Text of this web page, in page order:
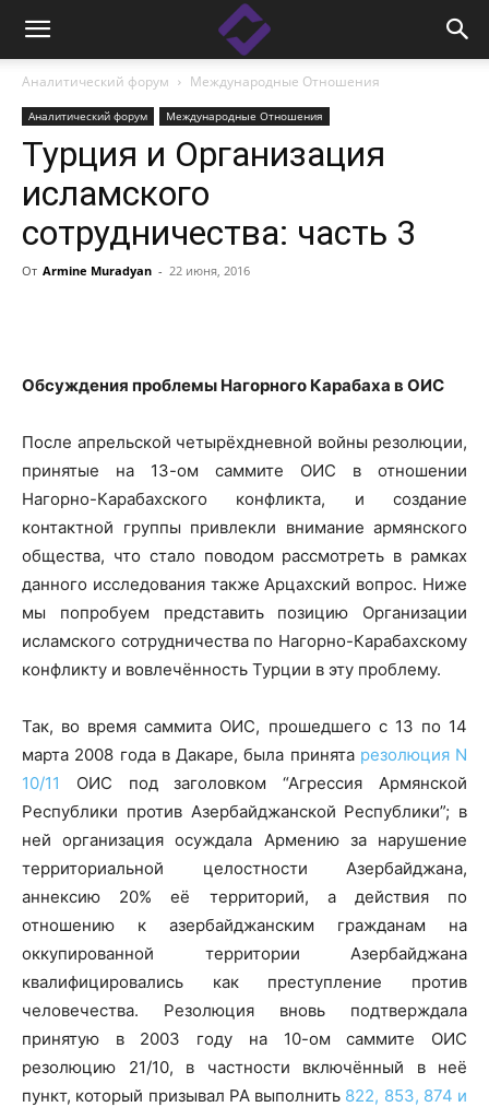
Аналитический форум Международные Отношения
Аналитический форум Международные Отношения
Турция и Организация
исламского
сотрудничества: часть 3
От Armine Muradyan - 22 июня, 2016
Обсуждения проблемы Нагорного Карабаха в ОИС
После апрельской четырёхдневной войны резолюции,
принятые на 13-ом саммите ОИС в отношении
Нагорно-Карабахского конфликта, и создание
контактной группы привлекли внимание армянского
общества, что стало поводом рассмотреть в рамках
данного исследования также Арцахский вопрос. Ниже
мы попробуем представить позицию Организации
исламского сотрудничества по Нагорно-Карабахскому
конфликту и вовлечённость Турции в эту проблему.
Так, во время саммита ОИС, прошедшего с 13 по 14
марта 2008 года в Дакаре, была принята резолюция N
10/11
ОИС под заголовком “Агрессия Армянской
Республики против Азербайджанской Республики”; в
ней организация осуждала Армению за нарушение
территориальной целостности Азербайджана,
аннексию 20% её территорий, а действия по
отношению к азербайджанским гражданам на
оккупированной территории Азербайджана
квалифицировались как преступление против
человечества. Резолюция вновь подтверждала
принятую в 2003 году на 10-ом саммите ОИС
резолюцию 21/10, в частности включённый в неё
пункт, который призывал РА выполнить 822, 853, 874 и